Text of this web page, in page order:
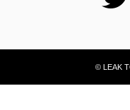
© LEAK